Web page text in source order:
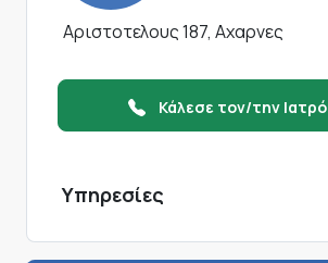
Αριστοτελους 187, Αχαρνες
Κάλεσε τον/την Ιατρό
Υπηρεσίες